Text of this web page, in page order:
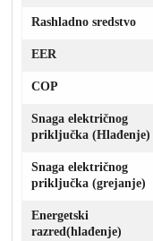
Rashladno sredstvo
EER
COP
Snaga električnog
priključka (Hlađenje)
Snaga električnog
priključka (grejanje)
Energetski
razred(hlađenje)